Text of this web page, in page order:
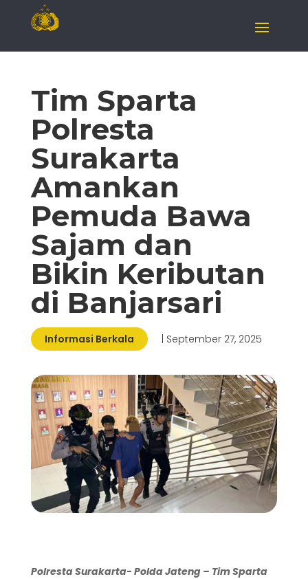
Tim Sparta
Polresta
Surakarta
Amankan
Pemuda Bawa
Sajam dan
Bikin Keributan
di Banjarsari
Informasi Berkala | September 27, 2025
Polresta Surakarta- Polda Jateng – Tim Sparta